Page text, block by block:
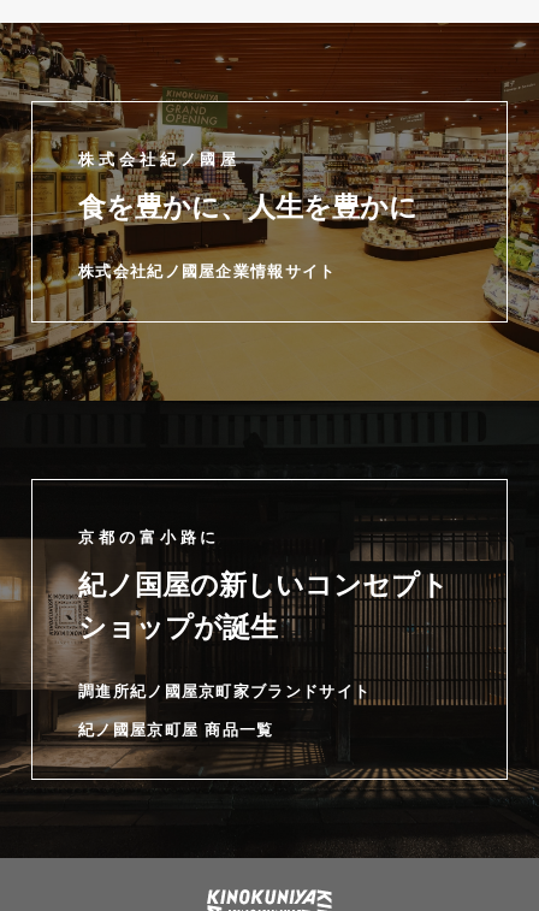
株式会社紀ノ國屋
食を豊かに、人生を豊かに
株式会社紀ノ國屋企業情報サイト
京都の富小路に
紀ノ国屋の新しいコンセプト
ショップが誕生
調進所紀ノ國屋京町家ブランドサイト
紀ノ國屋京町屋 商品一覧